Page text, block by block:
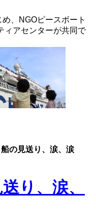
、NGOピースボート
ィアセンターが共同で
船の見送り、涙、涙
り、涙、